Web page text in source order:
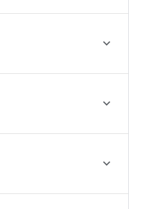


